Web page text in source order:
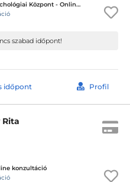
Pszichocloud Pszichológiai Központ - Online ügyfélfogadás
szabad időpont!
időpont Profil
konzultáció